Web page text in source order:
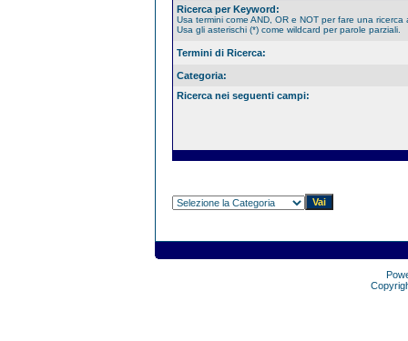
Ricerca per Keyword:
Usa termini come AND, OR e NOT per fare una ricerca
Usa gli asterischi (*) come wildcard per parole parziali.
Termini di Ricerca:
Categoria:
Ricerca nei seguenti campi: